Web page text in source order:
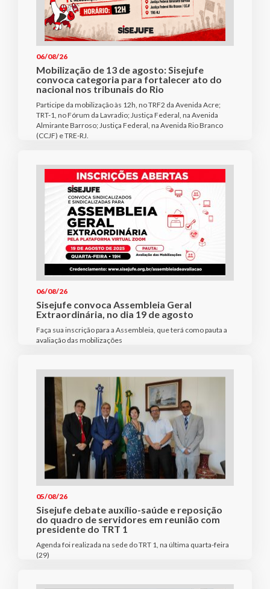
06/08/26
Mobilização de 13 de agosto: Sisejufe
convoca categoria para fortalecer ato do
nacional nos tribunais do Rio
Participe da mobilização às 12h, no TRF2 da Avenida Acre;
TRT-1, no Fórum da Lavradio; Justiça Federal, na Avenida
Almirante Barroso; Justiça Federal, na Avenida Rio Branco
(CCJF) e TRE-RJ.
06/08/26
Sisejufe convoca Assembleia Geral
Extraordinária, no dia 19 de agosto
Faça sua inscrição para a Assembleia, que terá como pauta a
avaliação das mobilizações
05/08/26
Sisejufe debate auxílio-saúde e reposição
do quadro de servidores em reunião com
presidente do TRT 1
Agenda foi realizada na sede do TRT 1, na última quarta-feira
(29)